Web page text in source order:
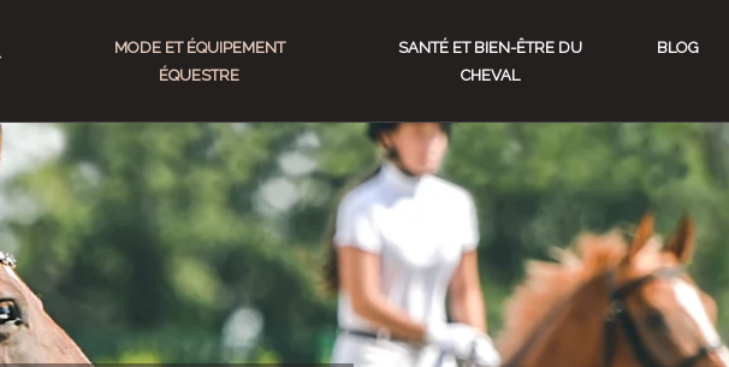
MODE ET ÉQUIPEMENT
ÉQUESTRE
SANTÉ ET BIEN-ÊTRE DU
CHEVAL
BLOG